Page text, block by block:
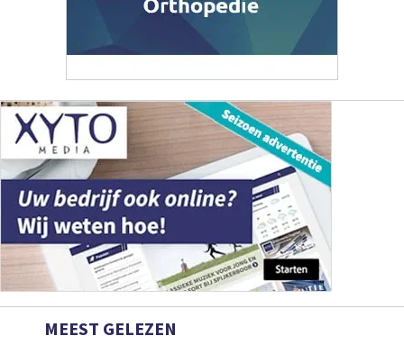
MEEST GELEZEN